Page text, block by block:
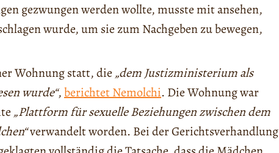
gezwungen werden wollte, musste mit ansehen,
wurde, um sie zum Nachgeben zu bewegen,
Wohnung statt, die „dem Justizministerium als
wurde“,berichtet Nemolchi. Die Wohnung war
„Plattform für sexuelle Beziehungen zwischen dem
verwandelt worden. Bei der Gerichtsverhandlung